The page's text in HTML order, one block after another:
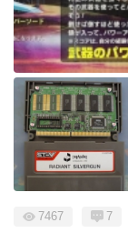
7467 7